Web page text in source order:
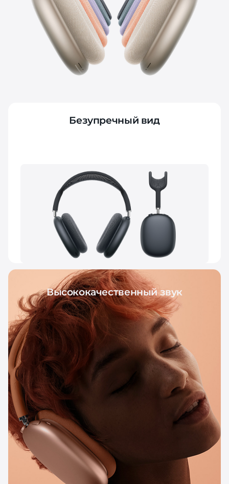
Безупречный вид
Высококачественный звук